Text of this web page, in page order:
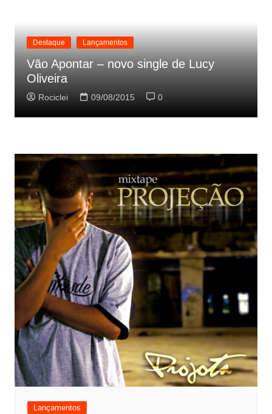
Destaque Lançamentos
Vão Apontar – novo single de Lucy
Oliveira
Rociclei 09/08/2015 0
Lançamentos